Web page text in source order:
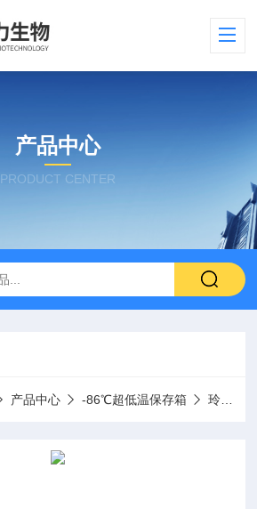
产品中心
PRODUCT CENTER
产品中心 -86℃超低温保存箱 玲珑系列